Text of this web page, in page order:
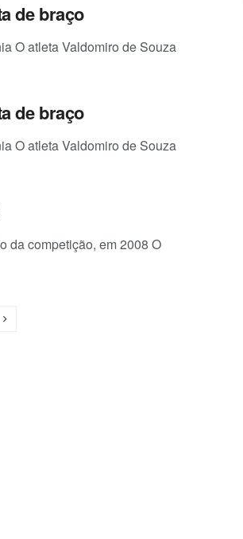
de braço
O atleta Valdomiro de Souza
de braço
O atleta Valdomiro de Souza
da competição, em 2008 O